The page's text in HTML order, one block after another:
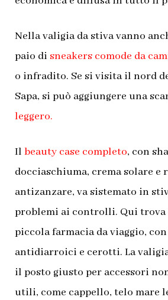
Nella valigia da stiva vanno
paio di sneakers comode da
o infradito. Se si visita il nord
Sapa, si può aggiungere una
leggero.
Il beauty case completo, con
docciaschiuma, crema solare e
antizanzare, va sistemato in
problemi ai controlli. Qui trova
piccola farmacia da viaggio,
antidiarroici e cerotti. La
il posto giusto per accessori
utili, come cappello, telo mare